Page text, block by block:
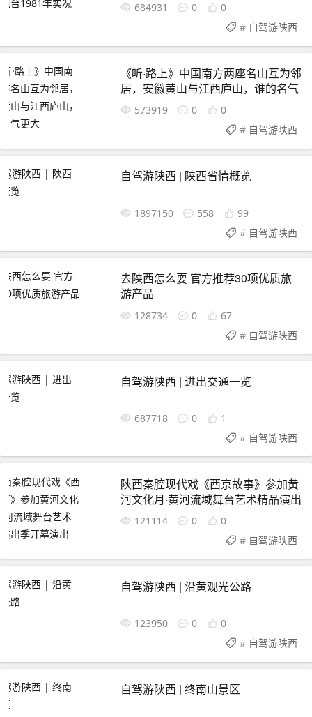
684931 0
0
#自驾游陕西
《听·路上》中国南方两座名山互为邻
居，安徽黄山与江西庐山，谁的名气
更大573919 0
0
#自驾游陕西
自驾游陕西 | 陕西省情概览
1897150 558
99
#自驾游陕西
去陕西怎么耍 官方推荐30项优质旅
游产品
128734 0
67
#自驾游陕西
自驾游陕西 | 进出交通一览
687718 0
1
#自驾游陕西
陕西秦腔现代戏《西京故事》参加黄
河文化月·黄河流域舞台艺术精品演出
季开幕演出
121114 0
0
#自驾游陕西
自驾游陕西 | 沿黄观光公路
123950 0
0
#自驾游陕西
自驾游陕西 | 终南山景区